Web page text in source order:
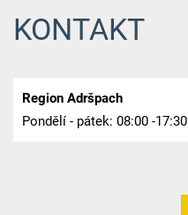
KONTAKT
Region Adršpach
Pondělí - pátek: 08:00 -17:30